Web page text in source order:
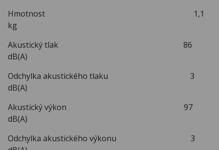
Hmotnost 1,1
kg
Akustický tlak 86
dB(A)
Odchylka akustického tlaku 3
dB(A)
Akustický výkon 97
dB(A)
Odchylka akustického výkonu 3